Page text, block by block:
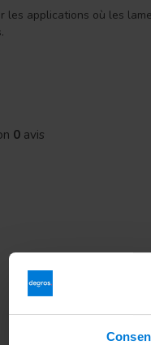
les applications où les
0 avis